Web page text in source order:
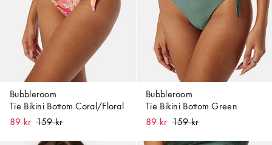
Bubbleroom
Tie Bikini Bottom Coral/Floral
89 kr
Bubbleroom
Tie Bikini Bottom Green
89 kr